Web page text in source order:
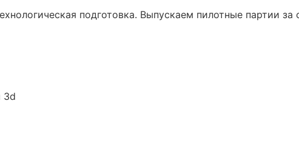
подготовка. Выпускаем пилотные партии
3d